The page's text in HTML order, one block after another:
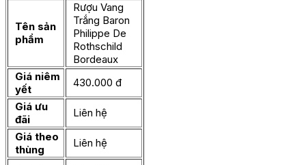
Tên sản
phẩm
Rượu Vang
Trắng Baron
Philippe De
Rothschild
Bordeaux
Giá niêm
yết
430.000 đ
Giá ưu
đãi
Liên hệ
Giá theo
thùng
Liên hệ